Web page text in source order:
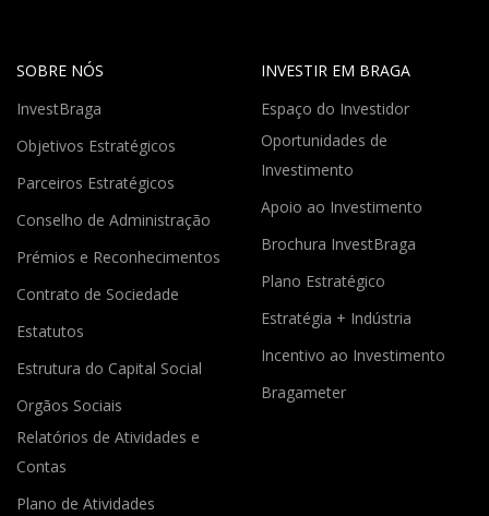
SOBRE NÓS
InvestBraga
Objetivos Estratégicos
Parceiros Estratégicos
Conselho de Administração
Prémios e Reconhecimentos
Contrato de Sociedade
Estatutos
Estrutura do Capital Social
Orgãos Sociais
Relatórios de Atividades e
Contas
Plano de Atividades
INVESTIR EM BRAGA
Espaço do Investidor
Oportunidades de
Investimento
Apoio ao Investimento
Brochura InvestBraga
Plano Estratégico
Estratégia + Indústria
Incentivo ao Investimento
Bragameter